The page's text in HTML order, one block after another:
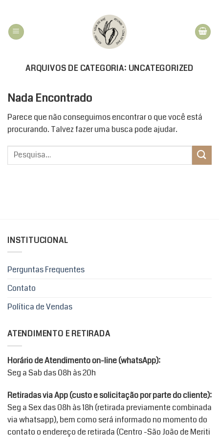
content
ARQUIVOS DE CATEGORIA: UNCATEGORIZED
Nada Encontrado
Parece que não conseguimos encontrar o que você está
procurando. Talvez fazer uma busca pode ajudar.
INSTITUCIONAL
Perguntas Frequentes
Contato
Política de Vendas
ATENDIMENTO E RETIRADA
Horário de Atendimento on-line (whatsApp):
Seg a Sab das 08h às 20h
Retiradas via App (custo e solicitação por parte do cliente):
Seg a Sex das 08h às 18h (retirada previamente combinada
via whatsapp), bem como será informado no momento do
contato o endereço de retirada (Centro -São João de Meriti